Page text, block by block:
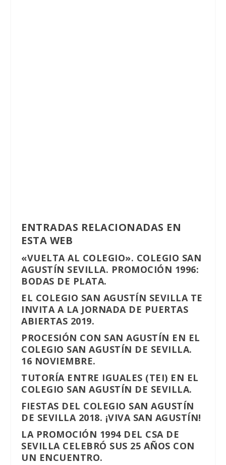
ENTRADAS RELACIONADAS EN
ESTA WEB
«VUELTA AL COLEGIO». COLEGIO SAN
AGUSTÍN SEVILLA. PROMOCIÓN 1996:
BODAS DE PLATA.
EL COLEGIO SAN AGUSTÍN SEVILLA TE
INVITA A LA JORNADA DE PUERTAS
ABIERTAS 2019.
PROCESIÓN CON SAN AGUSTÍN EN EL
COLEGIO SAN AGUSTÍN DE SEVILLA.
16 NOVIEMBRE.
TUTORÍA ENTRE IGUALES (TEI) EN EL
COLEGIO SAN AGUSTÍN DE SEVILLA.
FIESTAS DEL COLEGIO SAN AGUSTÍN
DE SEVILLA 2018. ¡VIVA SAN AGUSTÍN!
LA PROMOCIÓN 1994 DEL CSA DE
SEVILLA CELEBRÓ SUS 25 AÑOS CON
UN ENCUENTRO.